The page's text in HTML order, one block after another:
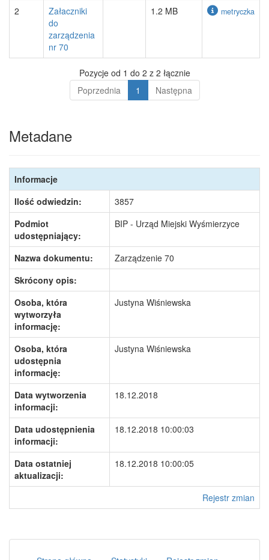
2
Załaczniki
do
zarządzenia
nr 70
1.2 MB metryczka
Pozycje od 1 do 2 z 2 łącznie
Poprzednia
1 Następna
Metadane
Informacje
Ilość odwiedzin:
3857
Podmiot
udostępniający:
BIP - Urząd Miejski Wyśmierzyce
Nazwa dokumentu:
Zarządzenie 70
Skrócony opis:
Osoba, która
wytworzyła
informację:
Justyna Wiśniewska
Osoba, która
udostępnia
informację:
Justyna Wiśniewska
Data wytworzenia
informacji:
18.12.2018
Data udostępnienia
informacji:
18.12.2018 10:00:03
Data ostatniej
aktualizacji:
18.12.2018 10:00:05
Rejestr zmian